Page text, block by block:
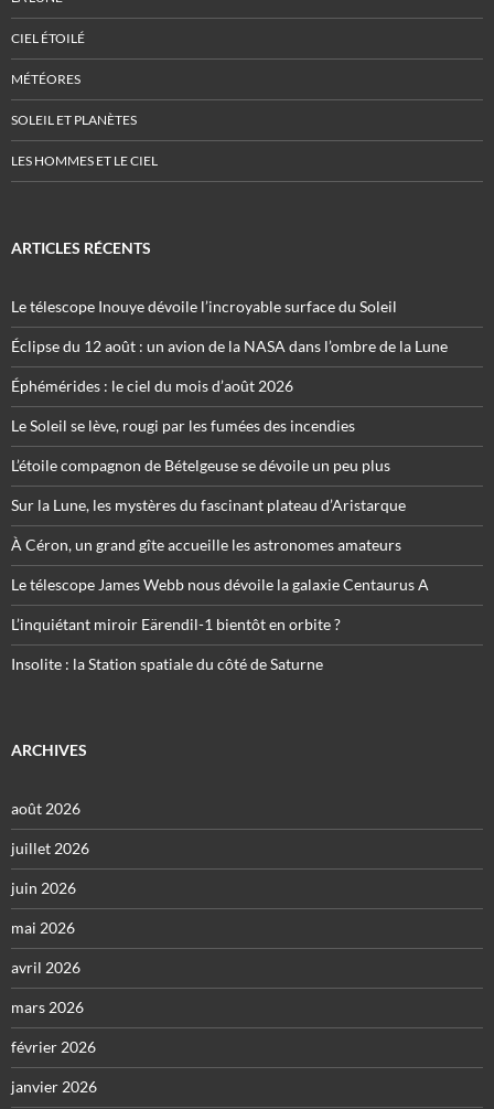
CIEL ÉTOILÉ
MÉTÉORES
SOLEIL ET PLANÈTES
LES HOMMES ET LE CIEL
ARTICLES RÉCENTS
Le télescope Inouye dévoile l’incroyable surface du Soleil
Éclipse du 12 août : un avion de la NASA dans l’ombre de la Lune
Éphémérides : le ciel du mois d’août 2026
Le Soleil se lève, rougi par les fumées des incendies
L’étoile compagnon de Bételgeuse se dévoile un peu plus
Sur la Lune, les mystères du fascinant plateau d’Aristarque
À Céron, un grand gîte accueille les astronomes amateurs
Le télescope James Webb nous dévoile la galaxie Centaurus A
L’inquiétant miroir Eärendil-1 bientôt en orbite ?
Insolite : la Station spatiale du côté de Saturne
ARCHIVES
août 2026
juillet 2026
juin 2026
mai 2026
avril 2026
mars 2026
février 2026
janvier 2026